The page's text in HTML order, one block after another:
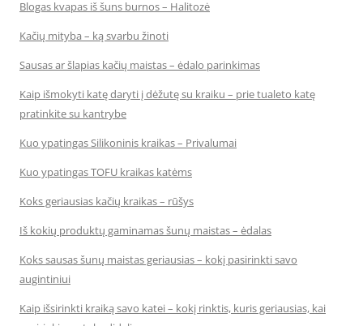
Blogas kvapas iš šuns burnos – Halitozė
Kačių mityba – ką svarbu žinoti
Sausas ar šlapias kačių maistas – ėdalo parinkimas
Kaip išmokyti katę daryti į dėžutę su kraiku – prie tualeto katę
pratinkite su kantrybe
Kuo ypatingas Silikoninis kraikas – Privalumai
Kuo ypatingas TOFU kraikas katėms
Koks geriausias kačių kraikas – rūšys
Iš kokių produktų gaminamas šunų maistas – ėdalas
Koks sausas šunų maistas geriausias – kokį pasirinkti savo
augintiniui
Kaip išsirinkti kraiką savo katei – kokį rinktis, kuris geriausias, kai